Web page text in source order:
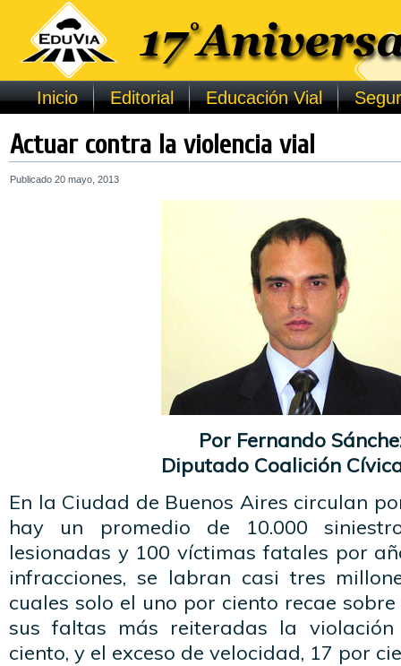
Inicio Editorial Educación Vial
Actuar contra la violencia vial
Publicado 20 mayo, 2013
Por Fernando
Diputado Coalición
En la Ciudad de Buenos Aires circulan
hay un promedio de 10.000
lesionadas y 100 víctimas fatales por
infracciones, se labran casi tres
cuales solo el uno por ciento recae
sus faltas más reiteradas la
ciento, y el exceso de velocidad, 17 por